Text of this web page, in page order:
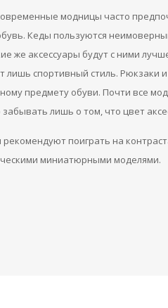
модницы часто
Кеды пользуются
же аксессуары будут с ними
спортивный стиль. Рюкзаки
предмету обуви. Почти все
лишь о том, что цвет
поиграть на
миниатюрными моделями.